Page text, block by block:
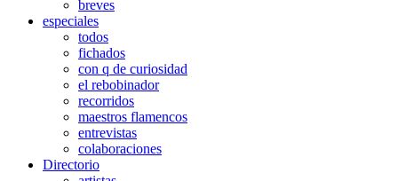
breves
especiales
todos
fichados
con q de curiosidad
el rebobinador
recorridos
maestros flamencos
entrevistas
colaboraciones
Directorio